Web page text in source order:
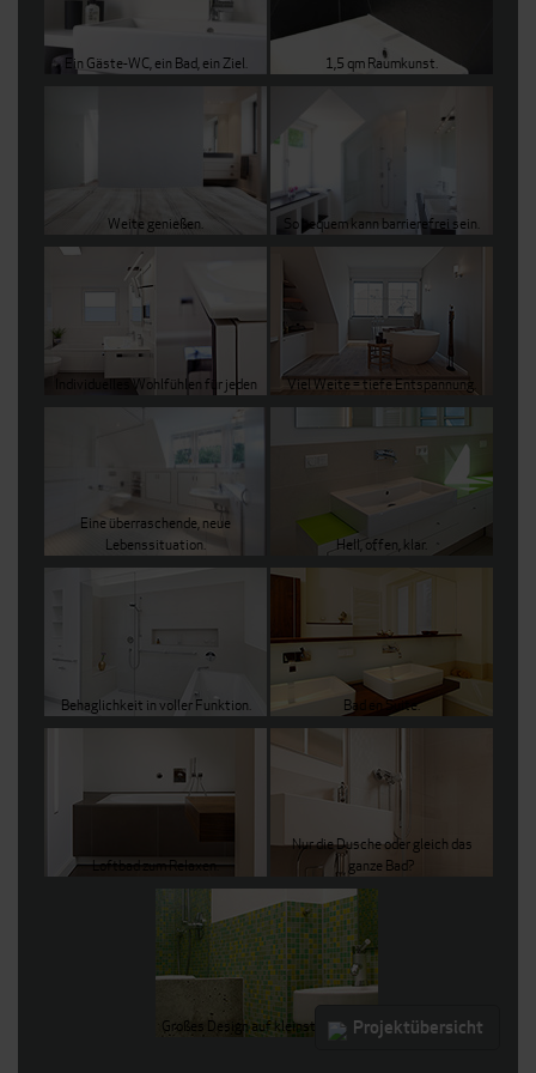
Ein Gäste-WC, ein Bad, ein Ziel. 1,5 qm Raumkunst.
Weite genießen. So bequem kann barrierefrei sein.
Individuelles Wohlfühlen für jeden Viel Weite = tiefe Entspannung.
Eine überraschende, neue
Lebenssituation.
Hell, offen, klar.
Behaglichkeit in voller Funktion. Bad en Suite.
Loftbad zum Relaxen.
Nur die Dusche oder gleich das
ganze Bad?
Großes Design auf kleinstem Raum. Ausstellungscharakter.
Projektübersicht